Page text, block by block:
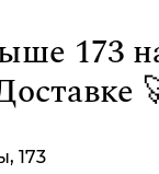
173
173